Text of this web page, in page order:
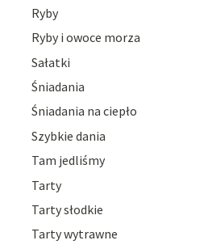
Ryby
Ryby i owoce morza
Sałatki
Śniadania
Śniadania na ciepło
Szybkie dania
Tam jedliśmy
Tarty
Tarty słodkie
Tarty wytrawne